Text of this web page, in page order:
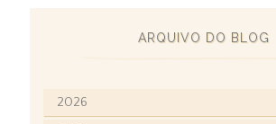
ARQUIVO DO BLOG
2026